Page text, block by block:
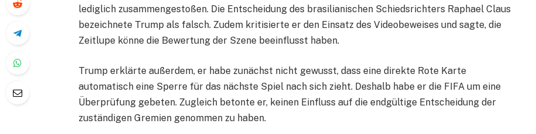
lediglich zusammengestoßen. Die Entscheidung des brasilianischen Schiedsrichters Raphael Claus
bezeichnete Trump als falsch. Zudem kritisierte er den Einsatz des Videobeweises und sagte, die
Zeitlupe könne die Bewertung der Szene beeinflusst haben.
Trump erklärte außerdem, er habe zunächst nicht gewusst, dass eine direkte Rote Karte
automatisch eine Sperre für das nächste Spiel nach sich zieht. Deshalb habe er die FIFA um eine
Überprüfung gebeten. Zugleich betonte er, keinen Einfluss auf die endgültige Entscheidung der
zuständigen Gremien genommen zu haben.